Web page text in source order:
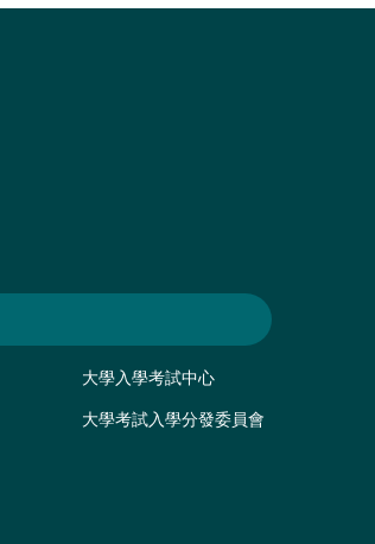
大學入學考試中心
大學考試入學分發委員會